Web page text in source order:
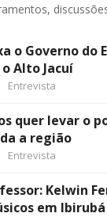
o Governo do
Alto Jacuí
Entrevista
quer levar o
a região
Entrevista
Kelwin
em Ibirubá